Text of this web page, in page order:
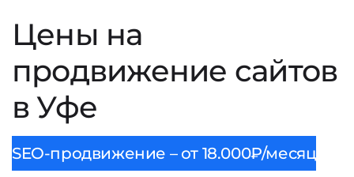
Цены на
продвижение сайтов
в Уфе
SEO-продвижение – от 18.000₽/месяц